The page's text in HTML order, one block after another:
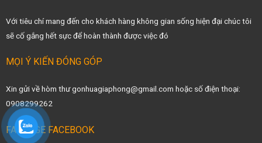
Với tiêu chí mang đến cho khách hàng không gian sống hiện đại chúc tôi
sẽ cố gắng hết sực để hoàn thành được việc đó
MỌI Ý KIẾN ĐÓNG GÓP
Xin gửi về hòm thư gonhuagiaphong@gmail.com hoặc số điện thoại:
0908299262
FANPAGE FACEBOOK